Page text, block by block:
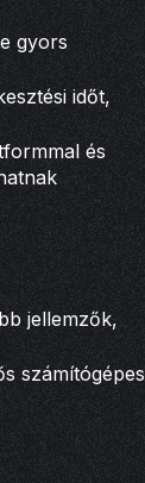
gyors
időt,
és
jellemzők,
számítógépes